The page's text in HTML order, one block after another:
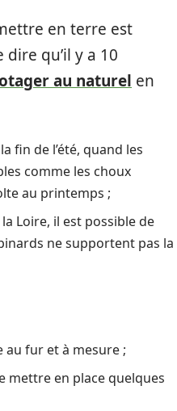
en terre est
qu’il y a 10
au naturel en
fin de l’été, quand les
comme les choux
au printemps ;
Loire, il est possible de
ne supportent pas la
au fur et à mesure ;
mettre en place quelques